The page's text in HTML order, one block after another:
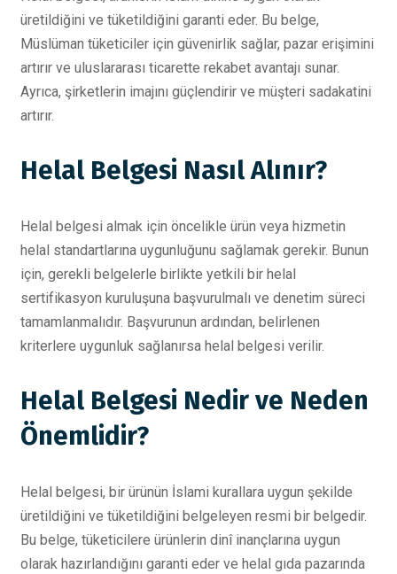
üretildiğini ve tüketildiğini garanti eder. Bu belge,
Müslüman tüketiciler için güvenirlik sağlar, pazar erişimini
artırır ve uluslararası ticarette rekabet avantajı sunar.
Ayrıca, şirketlerin imajını güçlendirir ve müşteri sadakatini
artırır.
Helal Belgesi Nasıl Alınır?
Helal belgesi almak için öncelikle ürün veya hizmetin
helal standartlarına uygunluğunu sağlamak gerekir. Bunun
için, gerekli belgelerle birlikte yetkili bir helal
sertifikasyon kuruluşuna başvurulmalı ve denetim süreci
tamamlanmalıdır. Başvurunun ardından, belirlenen
kriterlere uygunluk sağlanırsa helal belgesi verilir.
Helal Belgesi Nedir ve Neden
Önemlidir?
Helal belgesi, bir ürünün İslami kurallara uygun şekilde
üretildiğini ve tüketildiğini belgeleyen resmi bir belgedir.
Bu belge, tüketicilere ürünlerin dinî inançlarına uygun
olarak hazırlandığını garanti eder ve helal gıda pazarında